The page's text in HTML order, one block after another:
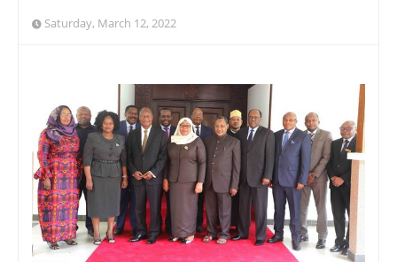
Saturday, March 12, 2022